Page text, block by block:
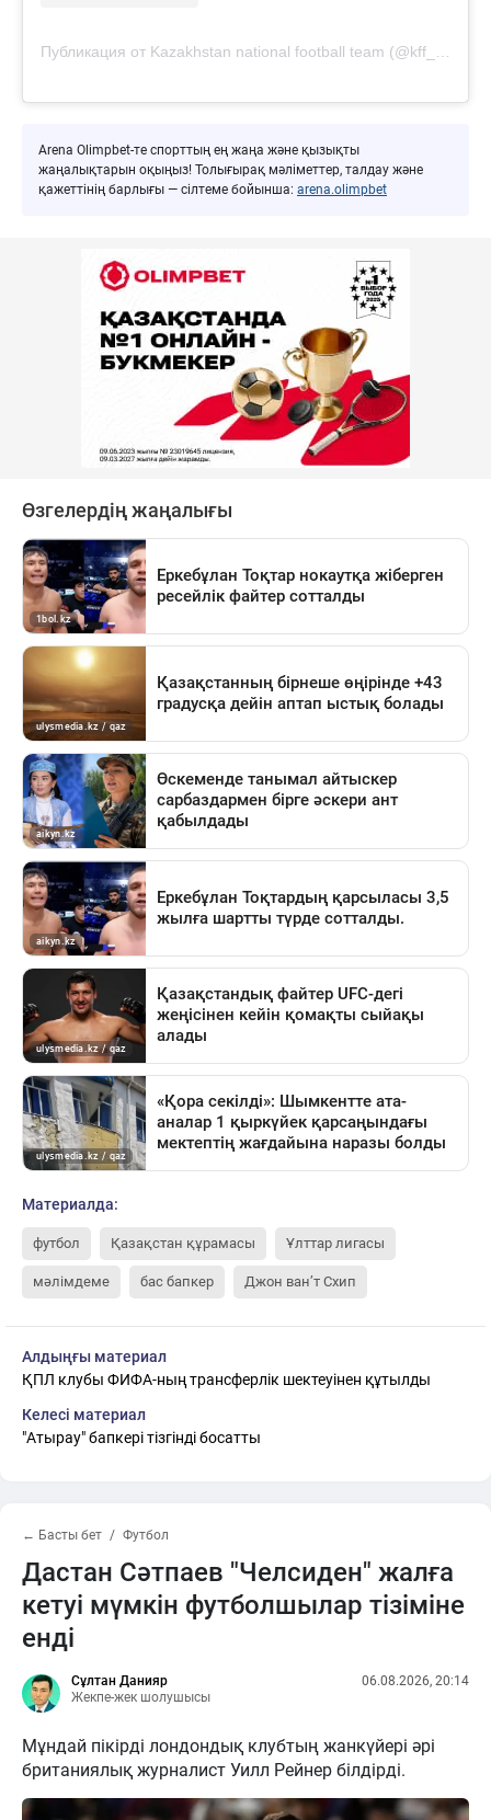
Arena Olimpbet-те спорттың ең жаңа және қызықты
жаңалықтарын оқыңыз! Толығырақ мәліметтер, талдау және
қажеттінің барлығы — сілтеме бойынша: arena.olimpbet
Материалда:
футбол Қазақстан құрамасы Ұлттар лигасы
мәлімдеме бас бапкер Джон ван’т Схип
Алдыңғы материал
ҚПЛ клубы ФИФА-ның трансферлік шектеуінен құтылды
Келесі материал
"Атырау" бапкері тізгінді босатты
← Басты бет Футбол
Дастан Сәтпаев "Челсиден" жалға
кетуі мүмкін футболшылар тізіміне
енді
Сұлтан Данияр
Жекпе-жек шолушысы
06.08.2026, 20:14
Мұндай пікірді лондондық клубтың жанкүйері әрі
британиялық журналист Уилл Рейнер білдірді.